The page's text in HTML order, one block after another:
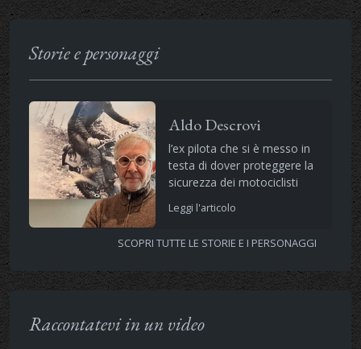
Storie e personaggi
Aldo Descrovi
l’ex pilota che si è messo in
testa di dover proteggere la
sicurezza dei motociclisti
Leggi l'articolo
SCOPRI TUTTE LE STORIE E I PERSONAGGI
Raccontatevi in un video